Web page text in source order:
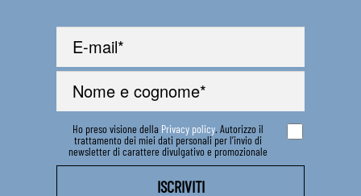
Ho preso visione della Privacy policy. Autorizzo il
trattamento dei miei dati personali per l’invio di
newsletter di carattere divulgativo e promozionale